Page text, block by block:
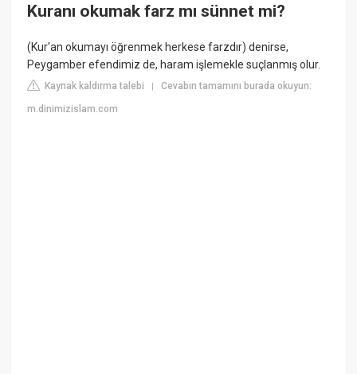
Kuranı okumak farz mı sünnet mi?
(Kur'an okumayı öğrenmek herkese farzdır) denirse,
Peygamber efendimiz de, haram işlemekle suçlanmış olur.
Kaynak kaldırma talebi |Cevabın tamamını burada okuyun:
m.dinimizislam.com